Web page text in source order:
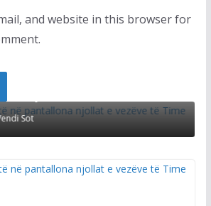
and website in this browser for
në pantallona njollat e
Sot